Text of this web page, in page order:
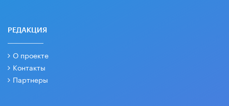
РЕДАКЦИЯ
О проекте
Контакты
Партнеры